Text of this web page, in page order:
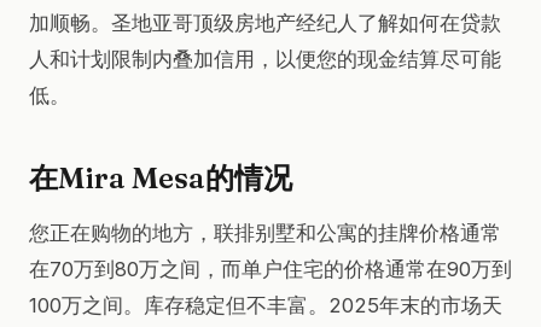
加顺畅。圣地亚哥顶级房地产经纪人了解如何在贷款
人和计划限制内叠加信用，以便您的现金结算尽可能
低。
在Mira Mesa的情况
您正在购物的地方，联排别墅和公寓的挂牌价格通常
在70万到80万之间，而单户住宅的价格通常在90万到
100万之间。库存稳定但不丰富。2025年末的市场天